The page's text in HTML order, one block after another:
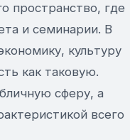
пространство, где
и семинарии. В
культуру
как таковую.
сферу, а
всего